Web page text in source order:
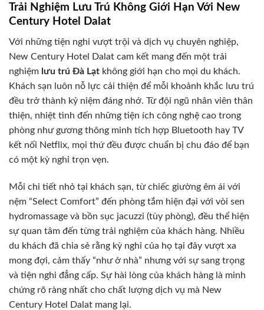
Trải Nghiệm Lưu Trú Không Giới Hạn Với New
Century Hotel Dalat
Với những tiện nghi vượt trội và dịch vụ chuyên nghiệp,
New Century Hotel Dalat cam kết mang đến một trải
nghiệm lưu trú Đà Lạt không giới hạn cho mọi du khách.
Khách sạn luôn nỗ lực cải thiện để mỗi khoảnh khắc lưu trú
đều trở thành kỷ niệm đáng nhớ. Từ đội ngũ nhân viên thân
thiện, nhiệt tình đến những tiện ích công nghệ cao trong
phòng như gương thông minh tích hợp Bluetooth hay TV
kết nối Netflix, mọi thứ đều được chuẩn bị chu đáo để bạn
có một kỳ nghỉ trọn vẹn.
Mỗi chi tiết nhỏ tại khách sạn, từ chiếc giường êm ái với
nệm “Select Comfort” đến phòng tắm hiện đại với vòi sen
hydromassage và bồn sục jacuzzi (tùy phòng), đều thể hiện
sự quan tâm đến từng trải nghiệm của khách hàng. Nhiều
du khách đã chia sẻ rằng kỳ nghỉ của họ tại đây vượt xa
mong đợi, cảm thấy “như ở nhà” nhưng với sự sang trọng
và tiện nghi đẳng cấp. Sự hài lòng của khách hàng là minh
chứng rõ ràng nhất cho chất lượng dịch vụ mà New
Century Hotel Dalat mang lại.